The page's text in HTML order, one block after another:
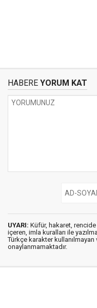
HABERE YORUM KAT
UYARI: Küfür, hakaret,
içeren, imla kuralları ile
Türkçe karakter
onaylanmamaktadır.